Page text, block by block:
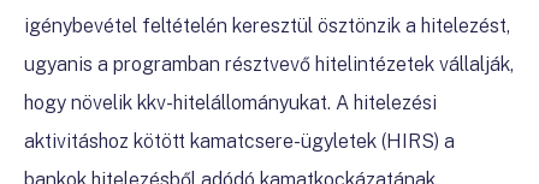
igénybevétel feltételén keresztül ösztönzik a hitelezést,
ugyanis a programban résztvevő hitelintézetek vállalják,
hogy növelik kkv-hitelállományukat. A hitelezési
aktivitáshoz kötött kamatcsere-ügyletek (HIRS) a